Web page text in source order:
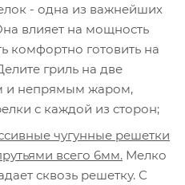
- одна из важнейших
влияет на мощность
комфортно готовить на
гриль на две
и непрямым жаром,
с каждой из сторон;
чугунные решетки
всего 6мм. Мелко
сквозь решетку. С